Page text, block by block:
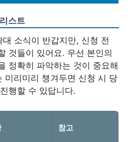
스트
소식이 반갑지만, 신청 전
것들이 있어요. 우선 본인의
정확히 파악하는 것이 중요해
미리미리 챙겨두면 신청 시 당
행할 수 있답니다.
참고